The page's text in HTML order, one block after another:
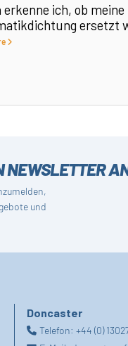
erkenne ich, ob meine
ersetzt
NEWSLETTER
und
Doncaster
Telefon: +44 (0)